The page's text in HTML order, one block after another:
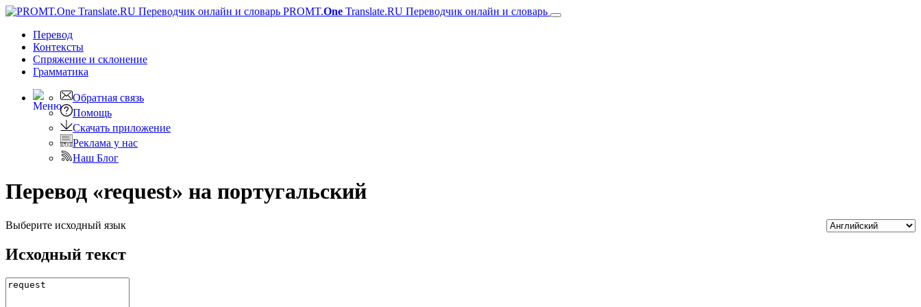
PROMT.One Translate.RU Переводчик онлайн и словарь
Перевод
Контексты
Спряжение и склонение
Грамматика
Обратная связь
Помощь
Скачать приложение
Реклама у нас
Наш Блог
Перевод «request» на португальский
Выберите исходный язык
Исходный текст